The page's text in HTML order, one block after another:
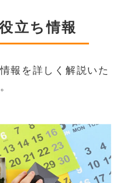
立ち情報
報を詳しく解説いた